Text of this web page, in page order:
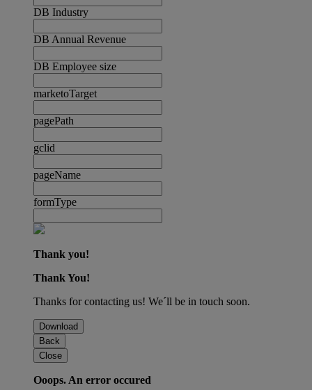
DB Industry
DB Annual Revenue
DB Employee size
marketoTarget
pagePath
gclid
pageName
formType
Thank you!
Thank You!
Thanks for contacting us! We´ll be in touch soon.
Download
Back
Close
Ooops. An error occured